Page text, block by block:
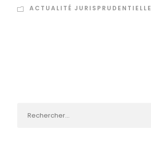
ACTUALITÉ JURISPRUDENTIELLE